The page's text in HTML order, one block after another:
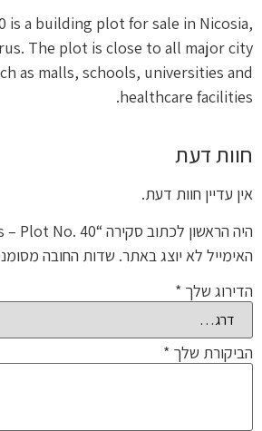
is a building plot for sale in Nicosia,
The plot is close to all major city
as malls, schools, universities and
healthcare facilities.
חוות דעת
אין עדיין חוות דעת.
היה הראשון לכתוב סקירה “Engomi Plots – Plot No. 40”
האימייל לא יוצג באתר. שדות החובה
הדירוג שלך *
הביקורת שלך *